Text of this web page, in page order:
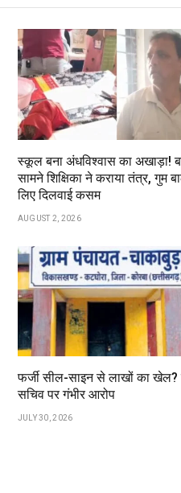
स्कूल बना अंधविश्वास का अखाड़ा!
सामने शिक्षिका ने कराया तंत्र, गुम
लिए दिलवाई कसम
AUGUST 2, 2026
फर्जी सील-साइन से लाखों का खेल?
सचिव पर गंभीर आरोप
JULY 30, 2026